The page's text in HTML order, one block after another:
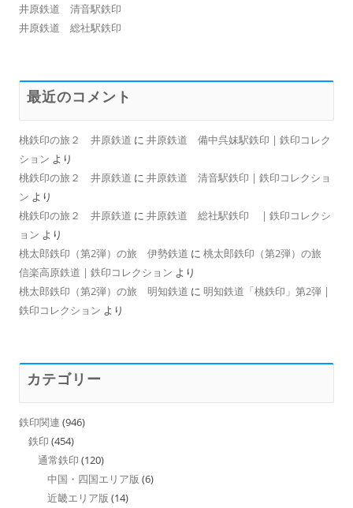
井原鉄道 清音駅鉄印
井原鉄道 総社駅鉄印
最近のコメント
桃鉄印の旅２ 井原鉄道 に 井原鉄道 備中呉妹駅鉄印 | 鉄印コレク
ション より
桃鉄印の旅２ 井原鉄道 に 井原鉄道 清音駅鉄印 | 鉄印コレクショ
ン より
桃鉄印の旅２ 井原鉄道 に 井原鉄道 総社駅鉄印 | 鉄印コレクシ
ョン より
桃太郎鉄印（第2弾）の旅 伊勢鉄道 に 桃太郎鉄印（第2弾）の旅
信楽高原鉄道 | 鉄印コレクション より
桃太郎鉄印（第2弾）の旅 明知鉄道 に 明知鉄道「桃鉄印」第2弾 |
鉄印コレクション より
カテゴリー
鉄印関連 (946)
鉄印 (454)
通常鉄印 (120)
中国・四国エリア版 (6)
近畿エリア版 (14)